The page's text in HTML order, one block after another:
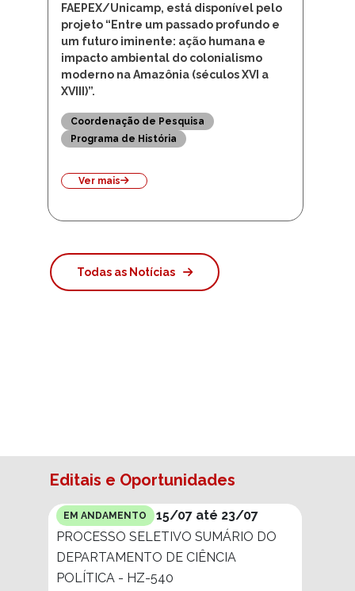
FAEPEX/Unicamp, está disponível pelo
projeto “Entre um passado profundo e
um futuro iminente: ação humana e
impacto ambiental do colonialismo
moderno na Amazônia (séculos XVI a
XVIII)”.
Coordenação de Pesquisa
Programa de História
Ver mais
Todas as Notícias
Editais e Oportunidades
EM ANDAMENTO
15/07 até 23/07
PROCESSO SELETIVO SUMÁRIO DO
DEPARTAMENTO DE CIÊNCIA
POLÍTICA - HZ-540